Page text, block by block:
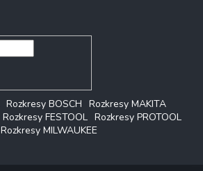
Rozkresy BOSCH Rozkresy MAKITA
Rozkresy FESTOOL Rozkresy PROTOOL
Rozkresy MILWAUKEE